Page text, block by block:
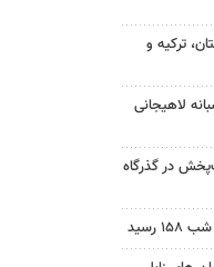
ترکیه و
لاهیجانی
در گذرگاه